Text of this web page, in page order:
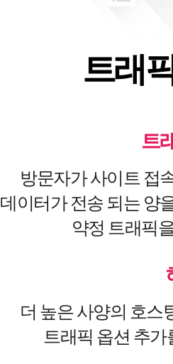
트래
트
방문자가 사이트 접
데이터가 전송 되는 양
약정 트래픽
더 높은 사양의 호스
트래픽 옵션 추가